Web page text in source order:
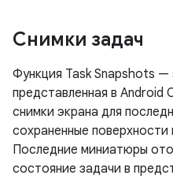
Снимки задач
Функция Task Snapshots —
представленная в Android
снимки экрана для
сохраненные
Последние миниатюры
состояние задачи в